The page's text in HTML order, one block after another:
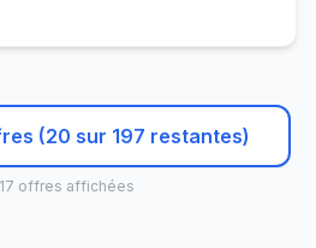
(20 sur 197 restantes)
offres affichées